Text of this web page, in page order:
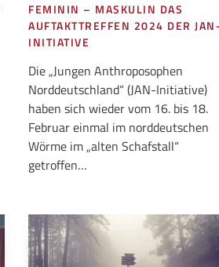
FEMININ – MASKULIN DAS
AUFTAKTTREFFEN 2024 DER JAN-
INITIATIVE
Die „Jungen Anthroposophen
Norddeutschland“ (JAN-Initiative)
haben sich wieder vom 16. bis 18.
Februar einmal im norddeutschen
Wörme im „alten Schafstall“
getroffen…